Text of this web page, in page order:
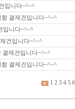
입니다~^~^
결제건입니다~^~^
입니다~^~^
건입니다~^~^
결제건입니다~^~^
결제건입니다~^~^
1 2 3 4 5 6